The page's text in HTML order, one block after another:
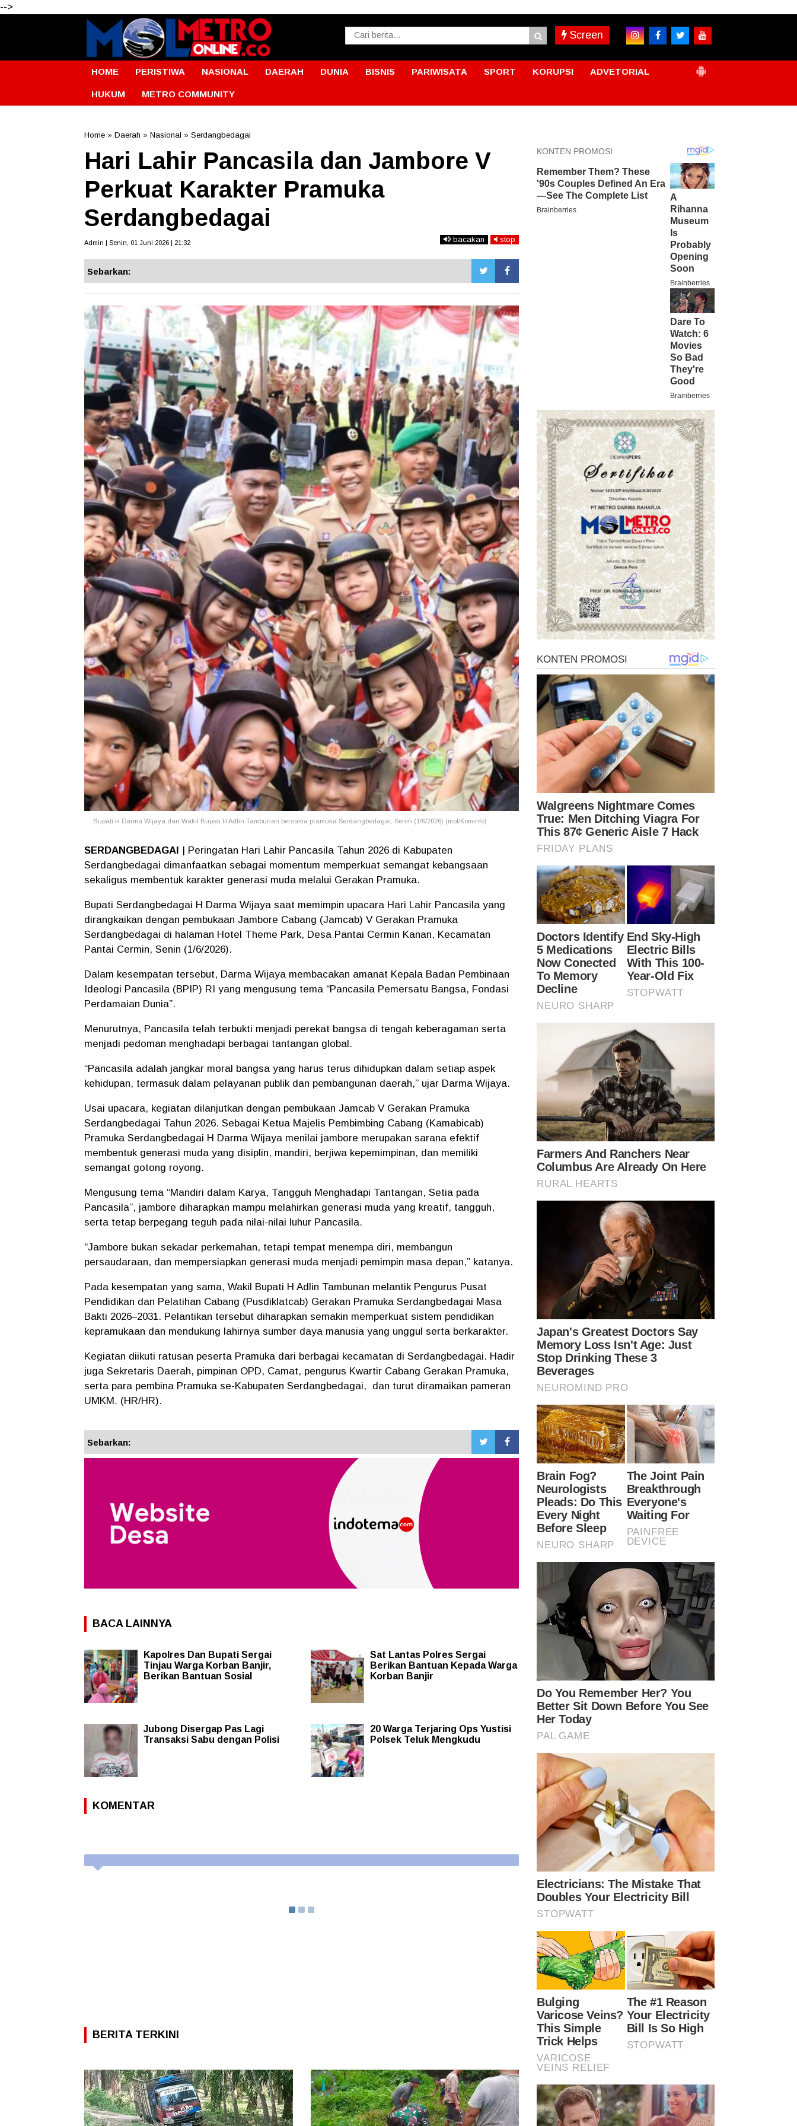
-->
Screen
HOME PERISTIWA NASIONAL DAERAH DUNIA BISNIS PARIWISATA SPORT KORUPSI ADVETORIAL
HUKUM METRO COMMUNITY
Home » Daerah » Nasional » Serdangbedagai
Hari Lahir Pancasila dan Jambore V
Perkuat Karakter Pramuka
Serdangbedagai
Admin | Senin, 01 Juni 2026 | 21:32 bacakan stop
Sebarkan:
Bupati H Darma Wijaya dan Wakil Bupati H Adlin Tambunan bersama pramuka Serdangbedagai, Senin (1/6/2026).(mol/Kominfo)
SERDANGBEDAGAI
| Peringatan Hari Lahir Pancasila Tahun 2026 di Kabupaten
Serdangbedagai dimanfaatkan sebagai momentum memperkuat semangat kebangsaan
sekaligus membentuk karakter generasi muda melalui Gerakan Pramuka.
Bupati Serdangbedagai H Darma Wijaya saat memimpin upacara Hari Lahir Pancasila yang
dirangkaikan dengan pembukaan Jambore Cabang (Jamcab) V Gerakan Pramuka
Serdangbedagai di halaman Hotel Theme Park, Desa Pantai Cermin Kanan, Kecamatan
Pantai Cermin, Senin (1/6/2026).
Dalam kesempatan tersebut, Darma Wijaya membacakan amanat Kepala Badan Pembinaan
Ideologi Pancasila (BPIP) RI yang mengusung tema “Pancasila Pemersatu Bangsa, Fondasi
Perdamaian Dunia”.
Menurutnya, Pancasila telah terbukti menjadi perekat bangsa di tengah keberagaman serta
menjadi pedoman menghadapi berbagai tantangan global.
“Pancasila adalah jangkar moral bangsa yang harus terus dihidupkan dalam setiap aspek
kehidupan, termasuk dalam pelayanan publik dan pembangunan daerah,” ujar Darma Wijaya.
Usai upacara, kegiatan dilanjutkan dengan pembukaan Jamcab V Gerakan Pramuka
Serdangbedagai Tahun 2026. Sebagai Ketua Majelis Pembimbing Cabang (Kamabicab)
Pramuka Serdangbedagai H Darma Wijaya menilai jambore merupakan sarana efektif
membentuk generasi muda yang disiplin, mandiri, berjiwa kepemimpinan, dan memiliki
semangat gotong royong.
Mengusung tema “Mandiri dalam Karya, Tangguh Menghadapi Tantangan, Setia pada
Pancasila”, jambore diharapkan mampu melahirkan generasi muda yang kreatif, tangguh,
serta tetap berpegang teguh pada nilai-nilai luhur Pancasila.
“Jambore bukan sekadar perkemahan, tetapi tempat menempa diri, membangun
persaudaraan, dan mempersiapkan generasi muda menjadi pemimpin masa depan,” katanya.
Pada kesempatan yang sama, Wakil Bupati H Adlin Tambunan melantik Pengurus Pusat
Pendidikan dan Pelatihan Cabang (Pusdiklatcab) Gerakan Pramuka Serdangbedagai Masa
Bakti 2026–2031. Pelantikan tersebut diharapkan semakin memperkuat sistem pendidikan
kepramukaan dan mendukung lahirnya sumber daya manusia yang unggul serta berkarakter.
Kegiatan diikuti ratusan peserta Pramuka dari berbagai kecamatan di Serdangbedagai. Hadir
juga Sekretaris Daerah, pimpinan OPD, Camat, pengurus Kwartir Cabang Gerakan Pramuka,
serta para pembina Pramuka se-Kabupaten Serdangbedagai, dan turut diramaikan pameran
UMKM. (HR/HR).
Sebarkan:
BACA LAINNYA
Kapolres Dan Bupati Sergai
Tinjau Warga Korban Banjir,
Berikan Bantuan Sosial
Sat Lantas Polres Sergai
Berikan Bantuan Kepada Warga
Korban Banjir
Jubong Disergap Pas Lagi
Transaksi Sabu dengan Polisi
20 Warga Terjaring Ops Yustisi
Polsek Teluk Mengkudu
KOMENTAR
BERITA TERKINI